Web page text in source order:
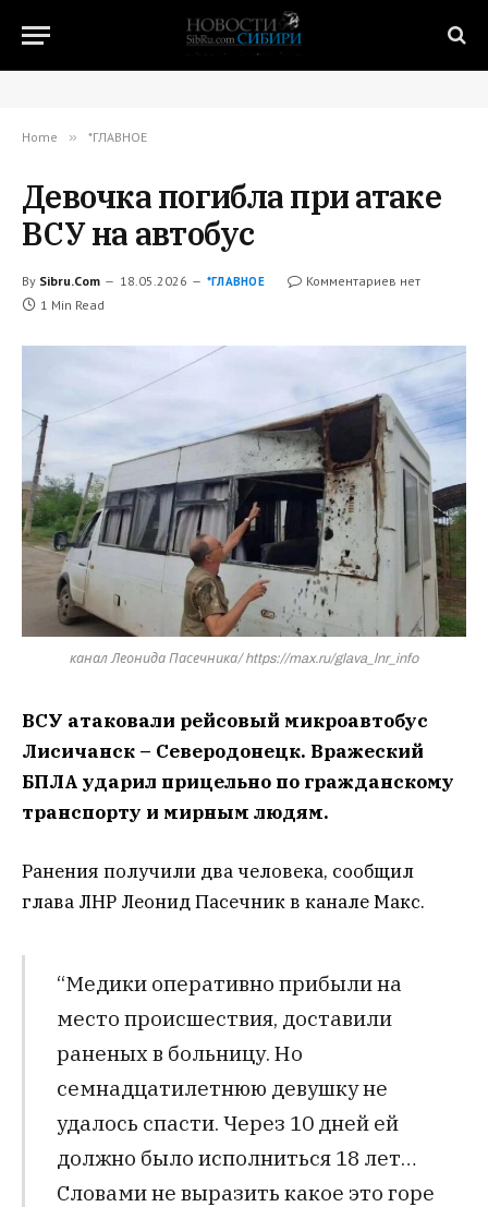
Home » *ГЛАВНОЕ
Девочка погибла при атаке
ВСУ на автобус
By Sibru.Com 18.05.2026 *ГЛАВНОЕ
Комментариев нет
1 Min Read
канал Леонида Пасечника/ https://max.ru/glava_lnr_info
ВСУ атаковали рейсовый микроавтобус
Лисичанск – Северодонецк. Вражеский
БПЛА ударил прицельно по гражданскому
транспорту и мирным людям.
Ранения получили два человека, сообщил
глава ЛНР Леонид Пасечник в канале Макс.
“Медики оперативно прибыли на
место происшествия, доставили
раненых в больницу. Но
семнадцатилетнюю девушку не
удалось спасти. Через 10 дней ей
должно было исполниться 18 лет…
Словами не выразить какое это горе